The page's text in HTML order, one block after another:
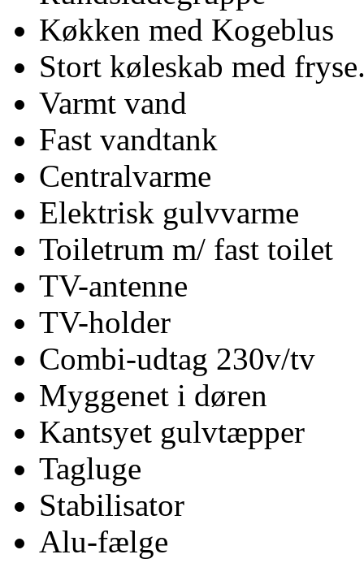
Køkken med Kogeblus
Stort køleskab med
Varmt vand
Fast vandtank
Centralvarme
Elektrisk gulvvarme
Toiletrum m/ fast toilet
TV-antenne
TV-holder
Combi-udtag 230v/tv
Myggenet i døren
Kantsyet gulvtæpper
Tagluge
Stabilisator
Alu-fælge